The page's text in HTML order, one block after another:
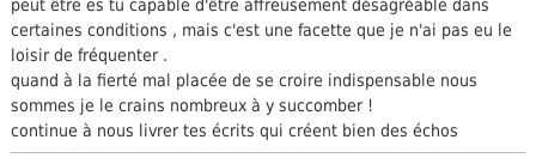
peut être es tu capable d'être affreusement désagréable dans
certaines conditions , mais c'est une facette que je n'ai pas eu le
loisir de fréquenter .
quand à la fierté mal placée de se croire indispensable nous
sommes je le crains nombreux à y succomber !
continue à nous livrer tes écrits qui créent bien des échos